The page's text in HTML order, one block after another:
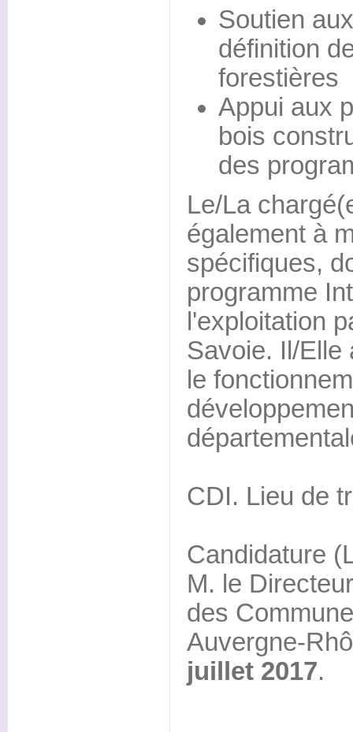
Soutien
définition
forestières
Appui aux
bois
des
Le/La
également à
spécifiques,
programme
l'exploitation
Savoie. Il/Elle
le
CDI. Lieu de
Candidature
M. le
des
Auvergne-
juillet 2017.